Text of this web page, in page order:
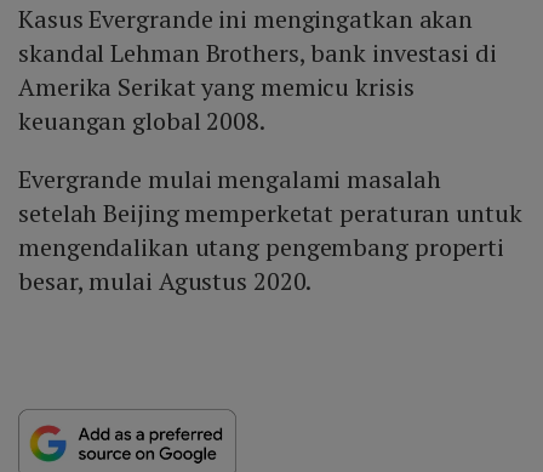
Kasus Evergrande ini mengingatkan akan
skandal Lehman Brothers, bank investasi di
Amerika Serikat yang memicu krisis
keuangan global 2008.
Evergrande mulai mengalami masalah
setelah Beijing memperketat peraturan untuk
mengendalikan utang pengembang properti
besar, mulai Agustus 2020.